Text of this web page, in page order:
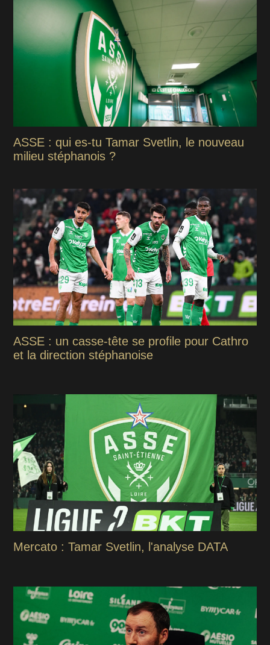
ASSE : qui es-tu Tamar Svetlin, le nouveau
milieu stéphanois ?
ASSE : un casse-tête se profile pour Cathro
et la direction stéphanoise
Mercato : Tamar Svetlin, l'analyse DATA